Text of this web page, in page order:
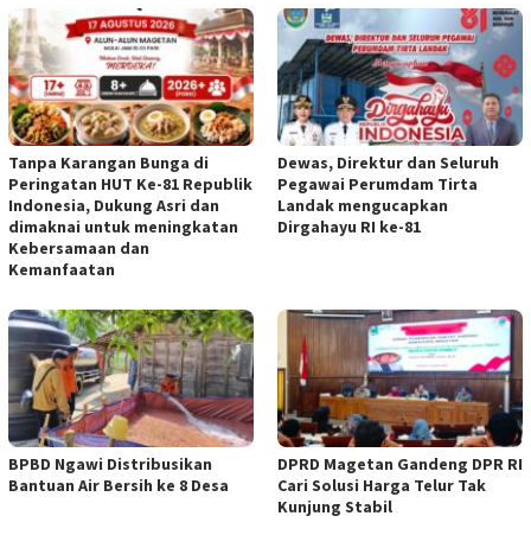
Tanpa Karangan Bunga di
Peringatan HUT Ke-81 Republik
Indonesia, Dukung Asri dan
dimaknai untuk meningkatan
Kebersamaan dan
Kemanfaatan
Dewas, Direktur dan Seluruh
Pegawai Perumdam Tirta
Landak mengucapkan
Dirgahayu RI ke-81
BPBD Ngawi Distribusikan
Bantuan Air Bersih ke 8 Desa
DPRD Magetan Gandeng DPR RI
Cari Solusi Harga Telur Tak
Kunjung Stabil